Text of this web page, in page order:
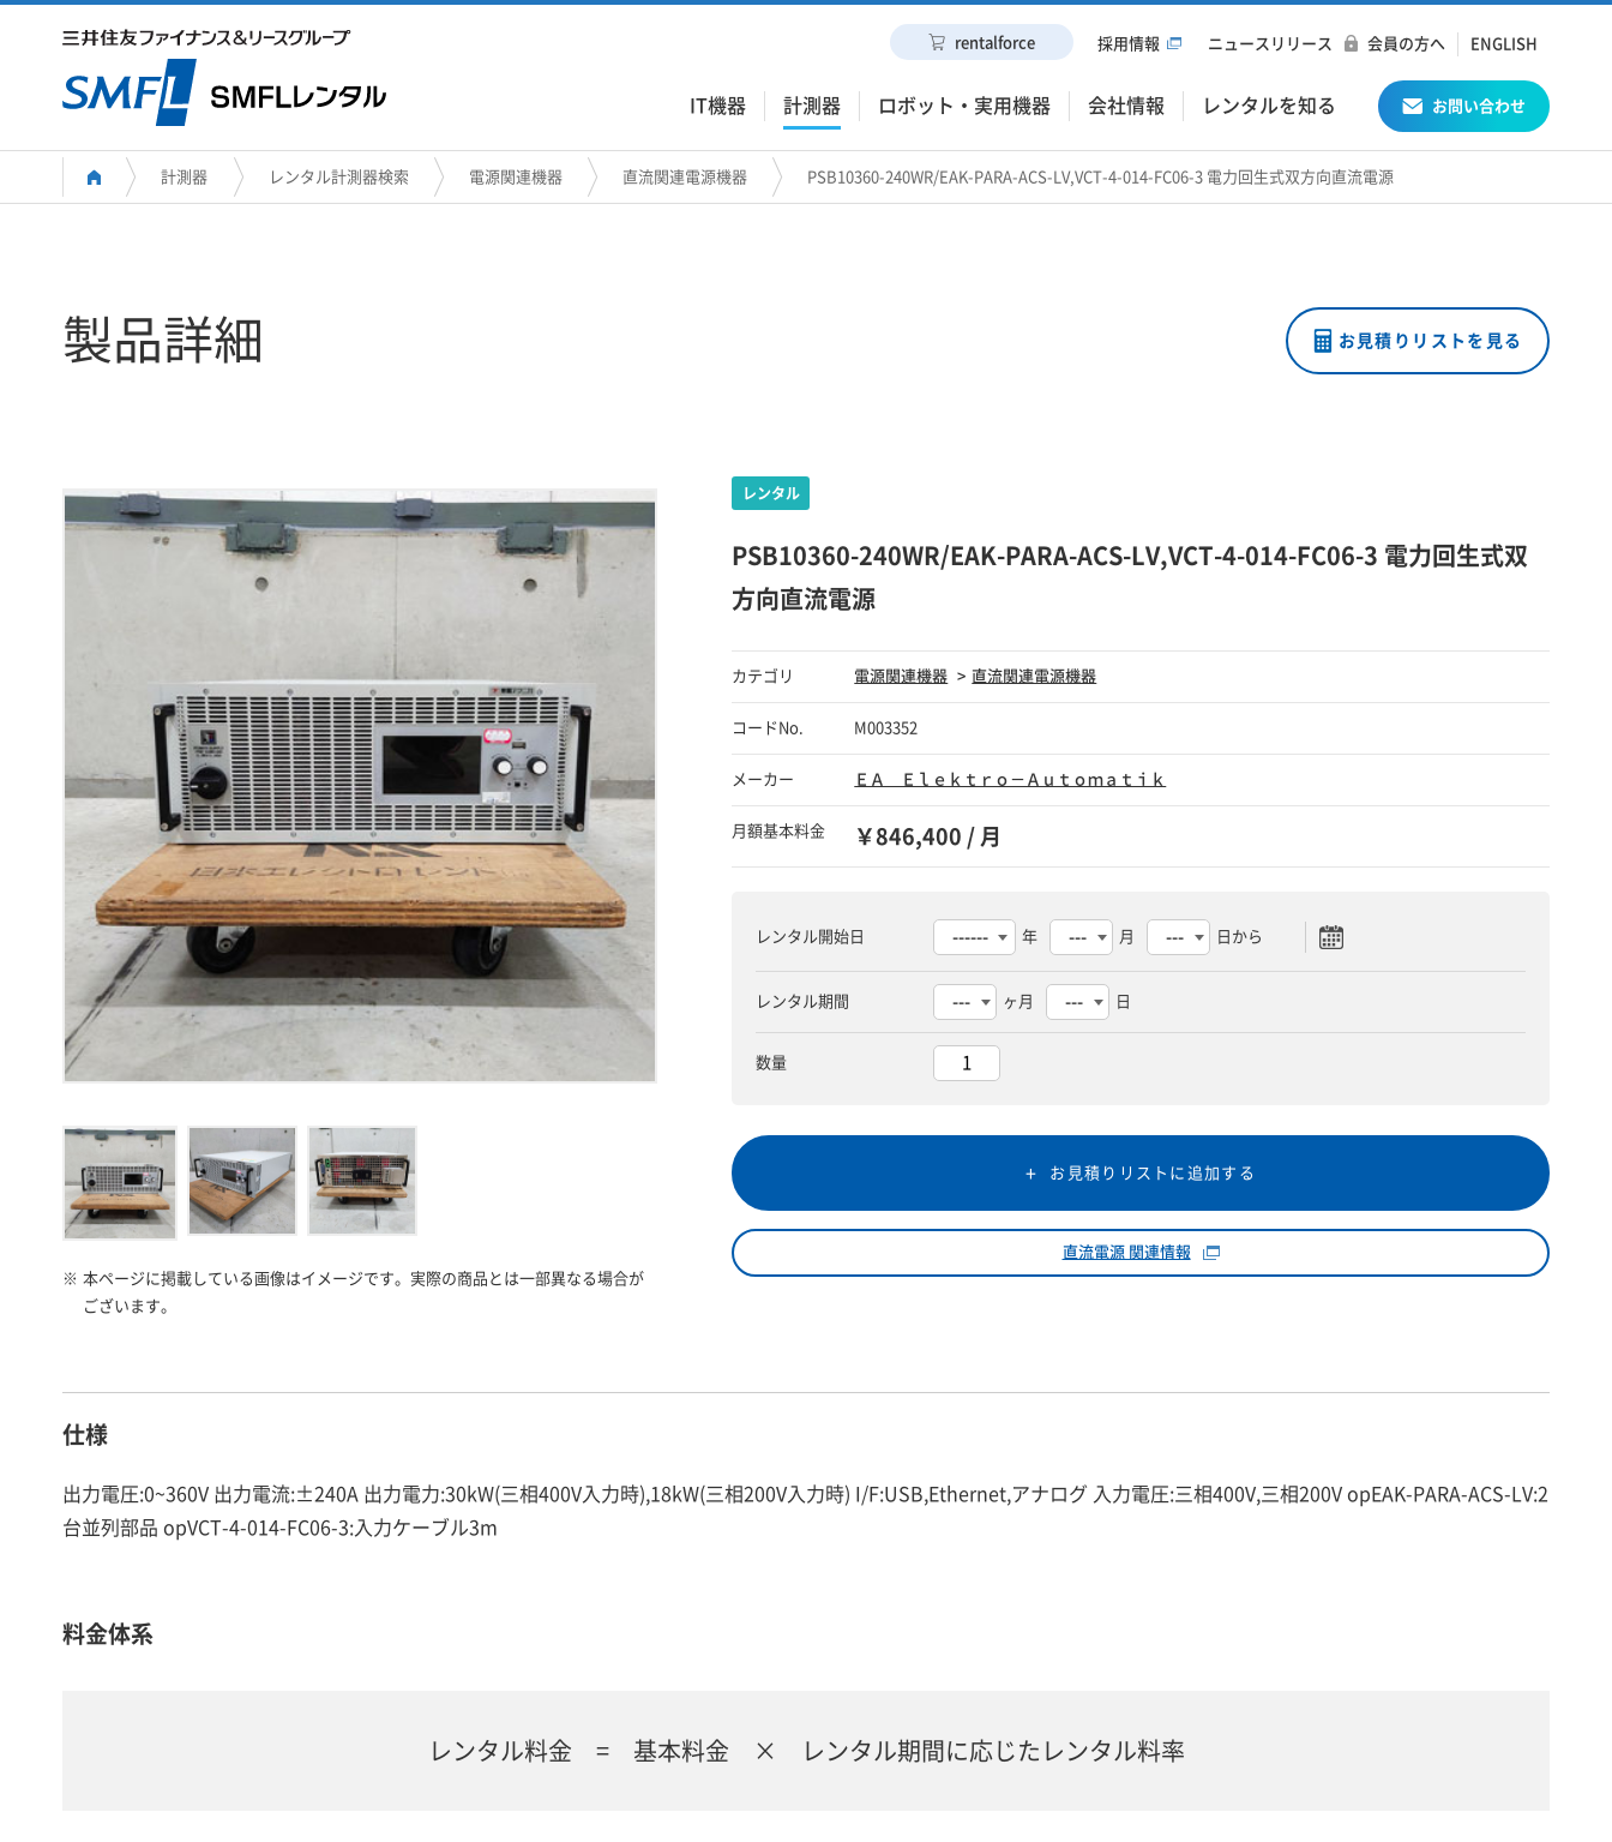
IT機器 計測器 ロボット・実用機器 会社情報 レンタルを知る お問い合わせ
rentalforce 採用情報 ニュースリリース 会員の方へ ENGLISH
計測器 レンタル計測器検索 電源関連機器 直流関連電源機器 PSB10360-240WR/EAK-PARA-ACS-LV,VCT-4-014-FC06-3 電力回生式双方向直流電源
製品詳細 お見積りリストを見る
※ 本ページに掲載している画像はイメージです。実際の商品とは一部異なる場合が
ございます。
PSB10360-240WR/EAK-PARA-ACS-LV,VCT-4-014-FC06-3 電力回生式双
方向直流電源
カテゴリ 電源関連機器 直流関連電源機器
コードNo. M003352
メーカー ＥＡ Ｅｌｅｋｔｒｏ－Ａｕｔｏｍａｔｉｋ
月額基本料金 ￥846,400 / 月
レンタル開始日 年 月 日から
レンタル期間 ヶ月 日
数量
お見積りリストに追加する
直流電源 関連情報
仕様
出力電圧:0~360V 出力電流:±240A 出力電力:30kW(三相400V入力時),18kW(三相200V入力時) I/F:USB,Ethernet,アナログ 入力電圧:三相400V,三相200V opEAK-PARA-ACS-LV:2
台並列部品 opVCT-4-014-FC06-3:入力ケーブル3m
料金体系
レンタル料金 = 基本料金 × レンタル期間に応じたレンタル料率